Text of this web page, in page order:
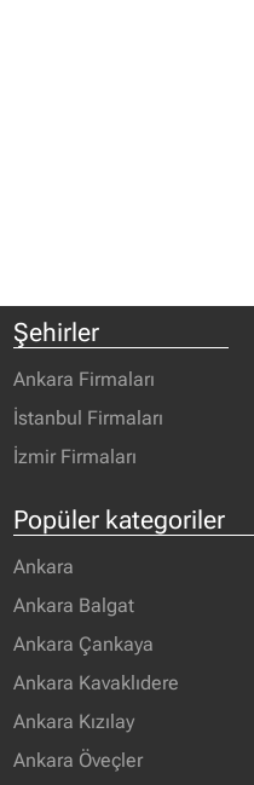
Şehirler
Ankara Firmaları
İstanbul Firmaları
İzmir Firmaları
Popüler kategoriler
Ankara
Ankara Balgat
Ankara Çankaya
Ankara Kavaklıdere
Ankara Kızılay
Ankara Öveçler